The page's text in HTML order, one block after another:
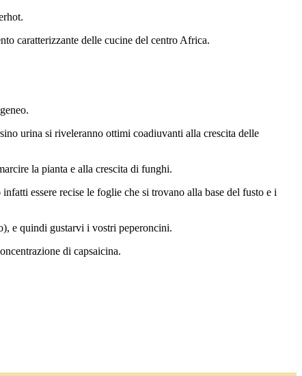
caratterizzante delle cucine del centro Africa.
urina si riveleranno ottimi coadiuvanti alla crescita delle
la pianta e alla crescita di funghi.
essere recise le foglie che si trovano alla base del fusto e i
e quindi gustarvi i vostri peperoncini.
di capsaicina.